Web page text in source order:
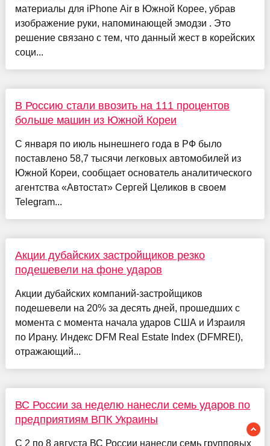
материалы для iPhone Air в Южной Корее, убрав
изображение руки, напоминающей эмодзи . Это
решение связано с тем, что данный жест в корейских
соци...
В Россию стали ввозить на 111 процентов
больше машин из Южной Кореи
С января по июль нынешнего года в РФ было
поставлено 58,7 тысячи легковых автомобилей из
Южной Кореи, сообщает основатель аналитического
агентства «Автостат» Сергей Целиков в своем
Telegram...
Акции дубайских застройщиков резко
подешевели на фоне ударов
Акции дубайских компаний-застройщиков
подешевели на 20% за десять дней, прошедших с
момента с момента начала ударов США и Израиля
по Ирану. Индекс DFM Real Estate Index (DFMREI),
отражающий...
ВС России за неделю нанесли семь ударов по
предприятиям ВПК Украины
С 2 по 8 августа ВС России нанесли семь групповых